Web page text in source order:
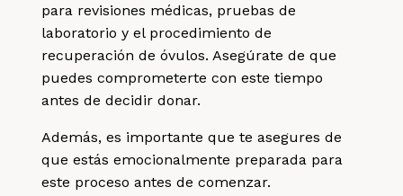
para revisiones médicas, pruebas de
laboratorio y el procedimiento de
recuperación de óvulos. Asegúrate de que
puedes comprometerte con este tiempo
antes de decidir donar.
Además, es importante que te asegures de
que estás emocionalmente preparada para
este proceso antes de comenzar.